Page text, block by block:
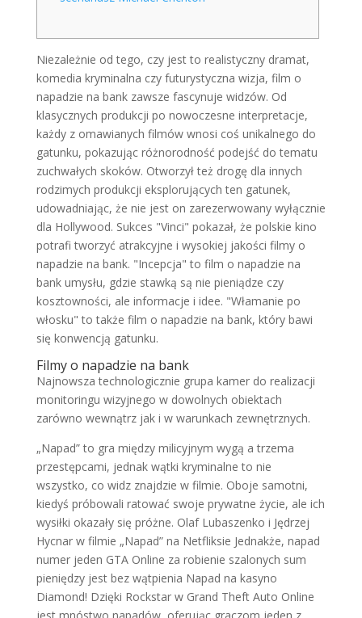
Niezależnie od tego, czy jest to realistyczny dramat,
komedia kryminalna czy futurystyczna wizja, film o
napadzie na bank zawsze fascynuje widzów. Od
klasycznych produkcji po nowoczesne interpretacje,
każdy z omawianych filmów wnosi coś unikalnego do
gatunku, pokazując różnorodność podejść do tematu
zuchwałych skoków. Otworzył też drogę dla innych
rodzimych produkcji eksplorujących ten gatunek,
udowadniając, że nie jest on zarezerwowany wyłącznie
dla Hollywood. Sukces "Vinci" pokazał, że polskie kino
potrafi tworzyć atrakcyjne i wysokiej jakości filmy o
napadzie na bank. "Incepcja" to film o napadzie na
bank umysłu, gdzie stawką są nie pieniądze czy
kosztowności, ale informacje i idee. "Włamanie po
włosku" to także film o napadzie na bank, który bawi
się konwencją gatunku.
Filmy o napadzie na bank
Najnowsza technologicznie grupa kamer do realizacji
monitoringu wizyjnego w dowolnych obiektach
zarówno wewnątrz jak i w warunkach zewnętrznych.
„Napad” to gra między milicyjnym wygą a trzema
przestępcami, jednak wątki kryminalne to nie
wszystko, co widz znajdzie w filmie. Oboje samotni,
kiedyś próbowali ratować swoje prywatne życie, ale ich
wysiłki okazały się próżne. Olaf Lubaszenko i Jędrzej
Hycnar w filmie „Napad” na Netfliksie Jednakże, napad
numer jeden GTA Online za robienie szalonych sum
pieniędzy jest bez wątpienia Napad na kasyno
Diamond! Dzięki Rockstar w Grand Theft Auto Online